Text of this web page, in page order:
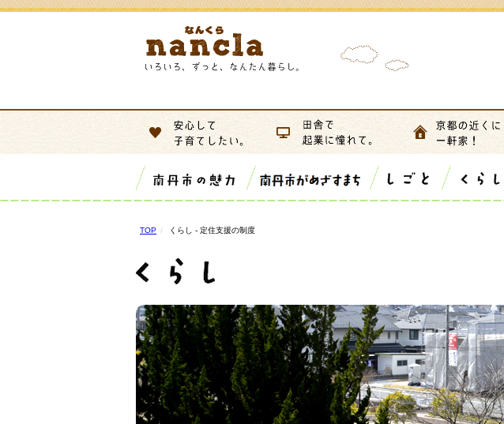
TOP くらし - 定住支援の制度